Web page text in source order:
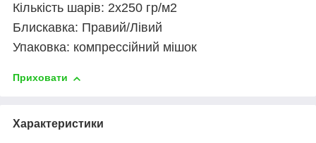
Кількість шарів: 2х250 гр/м2
Блискавка: Правий/Лівий
Упаковка: компрессійний мішок
Приховати
Характеристики